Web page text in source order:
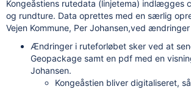
Kongeåstiens rutedata (linjetema) indlægges
og rundture. Data oprettes med en særlig
Vejen Kommune, Per Johansen,ved
Ændringer i ruteforløbet sker ved at
Geopackage samt en pdf med en
Johansen.
Kongeåstien bliver digitaliseret,